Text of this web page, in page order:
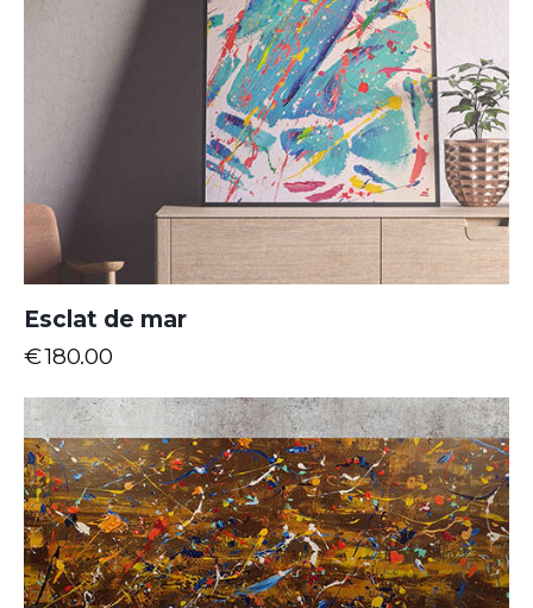
Esclat de mar
€180.00